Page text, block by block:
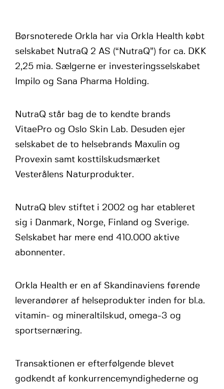
Børsnoterede Orkla har via Orkla Health købt
selskabet NutraQ 2 AS (“NutraQ”) for ca. DKK
2,25 mia. Sælgerne er investeringsselskabet
Impilo og Sana Pharma Holding.
NutraQ står bag de to kendte brands
VitaePro og Oslo Skin Lab. Desuden ejer
selskabet de to helsebrands Maxulin og
Provexin samt kosttilskudsmærket
Vesterålens Naturprodukter.
NutraQ blev stiftet i 2002 og har etableret
sig i Danmark, Norge, Finland og Sverige.
Selskabet har mere end 410.000 aktive
abonnenter.
Orkla Health er en af Skandinaviens førende
leverandører af helseprodukter inden for bl.a.
vitamin- og mineraltilskud, omega-3 og
sportsernæring.
Transaktionen er efterfølgende blevet
godkendt af konkurrencemyndighederne og